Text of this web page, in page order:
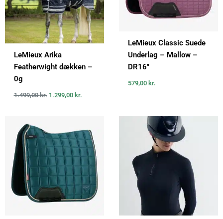
LeMieux Arika
Featherwight dækken –
0g
1.499,00kr. 1.299,00 kr.
LeMieux Classic Suede
Underlag – Mallow –
DR16″
579,00 kr.